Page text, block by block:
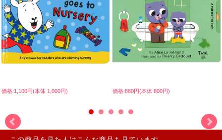
価格:1,100円(本体 1,000円) 価格:880円(本体 800円)